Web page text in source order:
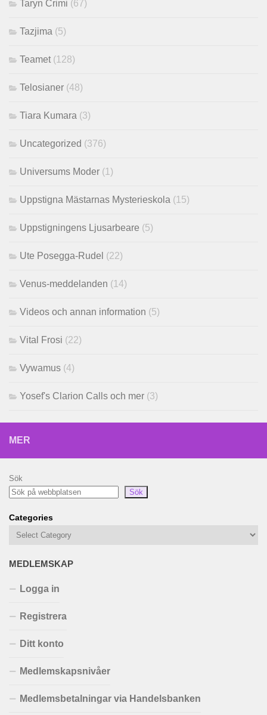
Taryn Crimi (67)
Tazjima (5)
Teamet (128)
Telosianer (48)
Tiara Kumara (3)
Uncategorized (376)
Universums Moder (1)
Uppstigna Mästarnas Mysterieskola (15)
Uppstigningens Ljusarbeare (5)
Ute Posegga-Rudel (22)
Venus-meddelanden (14)
Videos och annan information (5)
Vital Frosi (22)
Vywamus (4)
Yosef's Clarion Calls och mer (3)
MER
Sök
Sök
Categories
MEDLEMSKAP
Logga in
Registrera
Ditt konto
Medlemskapsnivåer
Medlemsbetalningar via Handelsbanken